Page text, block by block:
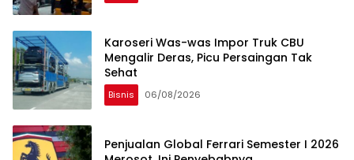
Karoseri Was-was Impor Truk CBU
Mengalir Deras, Picu Persaingan Tak
Sehat
Bisnis 06/08/2026
Penjualan Global Ferrari Semester I 2026